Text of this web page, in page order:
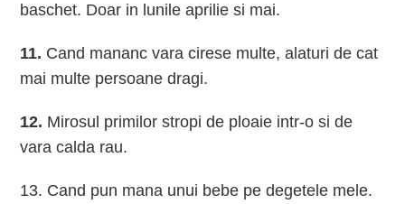
baschet. Doar in lunile aprilie si mai.
11. Cand mananc vara cirese multe, alaturi de cat
mai multe persoane dragi.
12. Mirosul primilor stropi de ploaie intr-o si de
vara calda rau.
13. Cand pun mana unui bebe pe degetele mele.